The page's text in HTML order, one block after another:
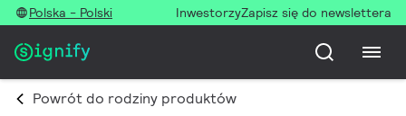
Polska - Polski InwestorzyZapisz się do newslettera
Powrót do rodziny produktów